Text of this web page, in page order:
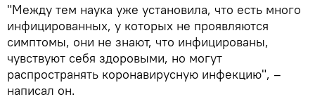
"Между тем наука уже установила, что есть много
инфицированных, у которых не проявляются
симптомы, они не знают, что инфицированы,
чувствуют себя здоровыми, но могут
распространять коронавирусную инфекцию", –
написал он.